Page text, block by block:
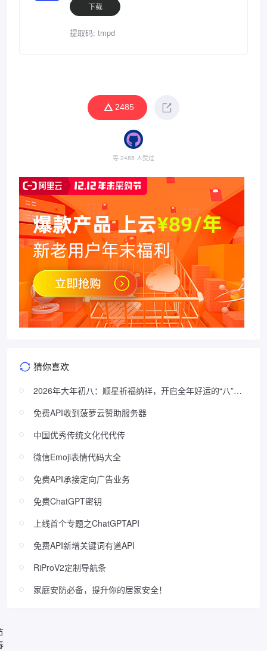
下载
提取码: tmpd
2485
等 2485 人赞过
猜你喜欢
2026年大年初八：顺星祈福纳祥，开启全年好运的“八”方
免费API收到菠萝云赞助服务器
中国优秀传统文化代代传
微信Emoji表情代码大全
免费API承接定向广告业务
免费ChatGPT密钥
上线首个专题之ChatGPTAPI
免费API新增关键词有道API
RiProV2定制导航条
家庭安防必备，提升你的居家安全！